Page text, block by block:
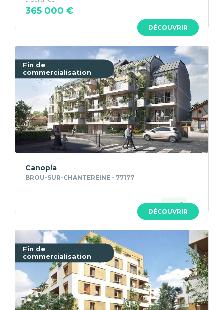
DÉCOUVRIR
365 000 €
Fin de
commercialisation
DÉCOUVRIR
Canopia
BROU-SUR-CHANTEREINE - 77177
Neuf
Fin de
commercialisation